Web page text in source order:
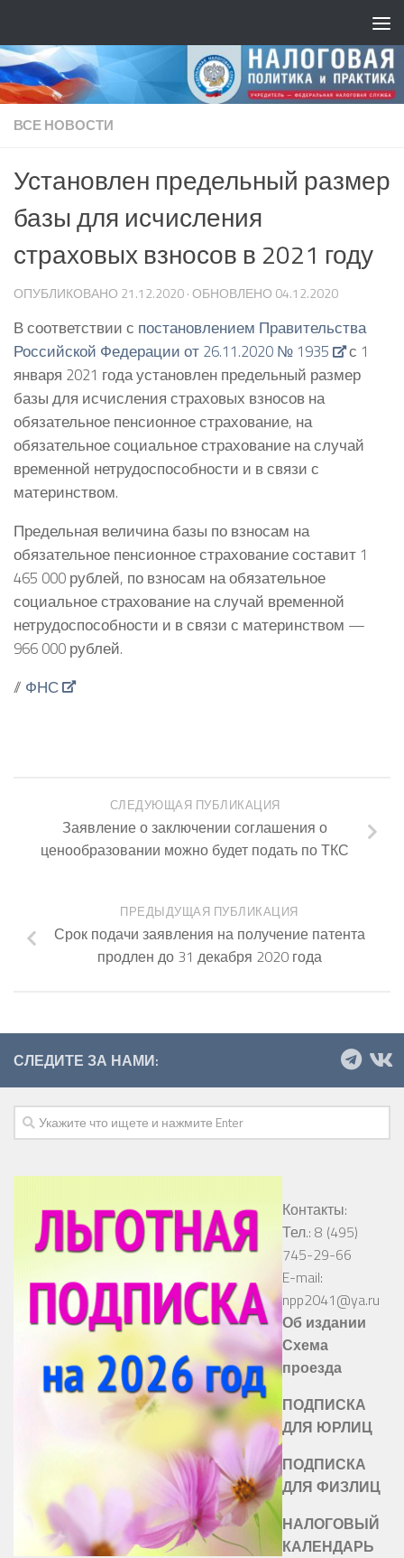
ВСЕ НОВОСТИ
Установлен предельный размер
базы для исчисления
страховых взносов в 2021 году
ОПУБЛИКОВАНО 21.12.2020· ОБНОВЛЕНО 04.12.2020
В соответствии с постановлением Правительства
Российской Федерации от 26.11.2020 № 1935
с 1
января 2021 года установлен предельный размер
базы для исчисления страховых взносов на
обязательное пенсионное страхование, на
обязательное социальное страхование на случай
временной нетрудоспособности и в связи с
материнством.
Предельная величина базы по взносам на
обязательное пенсионное страхование составит 1
465 000 рублей, по взносам на обязательное
социальное страхование на случай временной
нетрудоспособности и в связи с материнством —
966 000 рублей.
// ФНС
СЛЕДУЮЩАЯ ПУБЛИКАЦИЯ
Заявление о заключении соглашения о
ценообразовании можно будет подать по ТКС
ПРЕДЫДУЩАЯ ПУБЛИКАЦИЯ
Срок подачи заявления на получение патента
продлен до 31 декабря 2020 года
СЛЕДИТЕ ЗА НАМИ:
Контакты:
Тел.: 8 (495)
745-29-66
E-mail:
npp2041@ya.ru
Об издании
Схема
проезда
ПОДПИСКА
ДЛЯ ЮРЛИЦ
ПОДПИСКА
ДЛЯ ФИЗЛИЦ
НАЛОГОВЫЙ
КАЛЕНДАРЬ